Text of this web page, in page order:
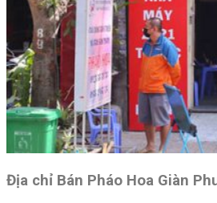
Địa chỉ Bán Pháo Hoa Giàn